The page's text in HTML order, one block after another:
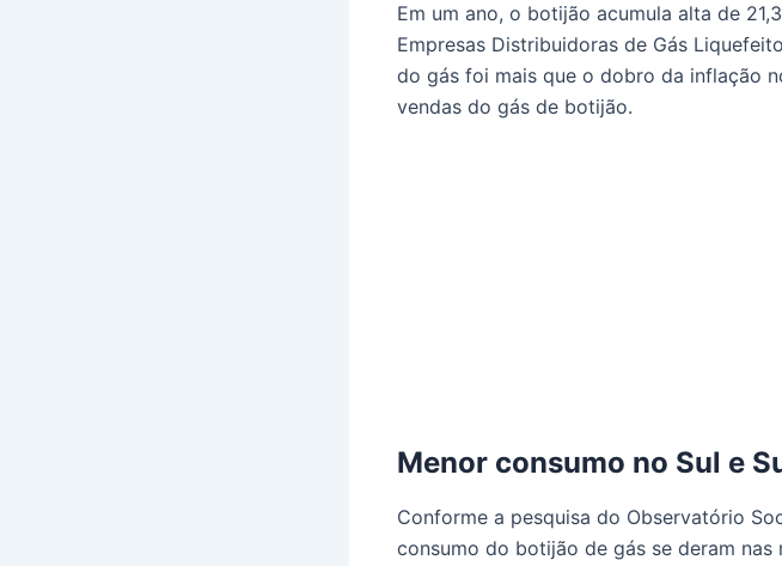
Em um ano, o botijão acumula alta de
Empresas Distribuidoras de Gás
do gás foi mais que o dobro da inflação
vendas do gás de botijão.
Menor consumo no Sul e
Conforme a pesquisa do Observatório
consumo do botijão de gás se deram nas